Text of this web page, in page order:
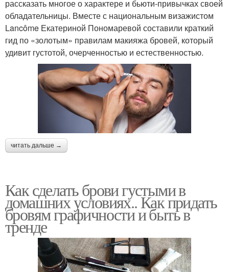
рассказать многое о характере и бьюти-привычках своей
обладательницы. Вместе с национальным визажистом
Lancôme Екатериной Пономаревой составили краткий
гид по «золотым» правилам макияжа бровей, который
удивит густотой, очерченностью и естественностью.
читать дальше →
Как сделать брови густыми в
домашних условиях.. Как придать
бровям графичности и быть в
тренде